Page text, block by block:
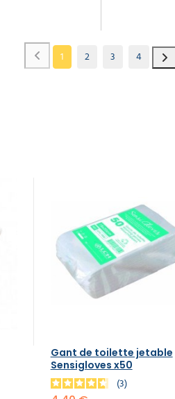
Gant de toilette jetable
Sensigloves x50
3
1 2 3 4